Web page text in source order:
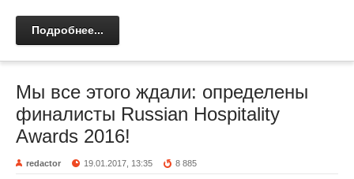
Подробнее...
Мы все этого ждали: определены
финалисты Russian Hospitality
Awards 2016!
redactor 19.01.2017, 13:35 8 885